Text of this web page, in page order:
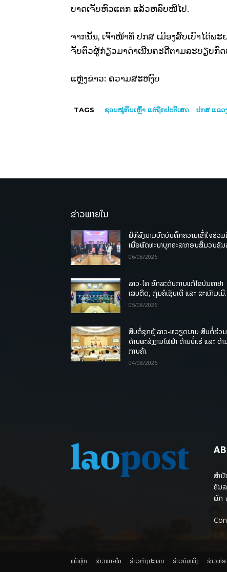
ບາດເຈັບຫົວແຕກ ແລ້ວຫລົບໜີໄປ.
ຈາກນັ້ນ, ເຈົ້າໜ້າທີ່ ປກສ ເມືອງສົບເບົາໄດ້
ຈັບຕົວຜູ້ກ່ຽວມາດຳເນີນຄະດີຕາມລະບຽບກົ
ແຫຼ່ງຂ່າວ: ຄວາມສະຫງົບ
TAGS ຊວນໝູ່ກິນເຫຼົ້າ ແຕ່ຖືກປະຕິເສດ ປກ​ສ ແຂວ
ຂ່າວພາຍໃນ
ພິທີລົງນາມບົດບັນທຶກຄວາມເຂົ້າໃຈຮ່ວ
ເພື່ອພັດທະນາບຸກຄະລາກອນສື່ມວນຊົນ
06/08/2026
ລາວ-ໄທ ຍົກລະດັບການແກ້ໄຂບັນຫາຢາ
ເສບຕິດ, ກຸ່ມຄໍເຊັນເຕີ ແລະ ສະແກັມເມີ.
05/08/2026
ສືບຕໍ່ຊຸກຍູ້ ລາວ-ຫວຽດນາມ ສືບຕໍ່ຮ່ວ
ດ້ານພະລັງງານໄຟຟ້າ ດ້ານບໍ່ແຮ່ ແລະ ດ້າ
ການຄ້າ.
04/08/2026
ສຳນັ
ຄົນລ
ພັກ-
ໜ້າຫຼັກ ຂ່າວພາຍ​ໃນ ຂ່າວຕ່າງປະເທດ ​ຂ່າວບັນເທິງ ຂ່າວທ່